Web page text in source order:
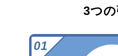
3つ